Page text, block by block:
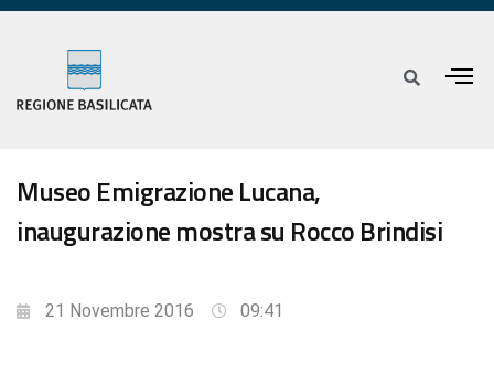
Museo Emigrazione Lucana,
inaugurazione mostra su Rocco Brindisi
21 Novembre 2016 09:41